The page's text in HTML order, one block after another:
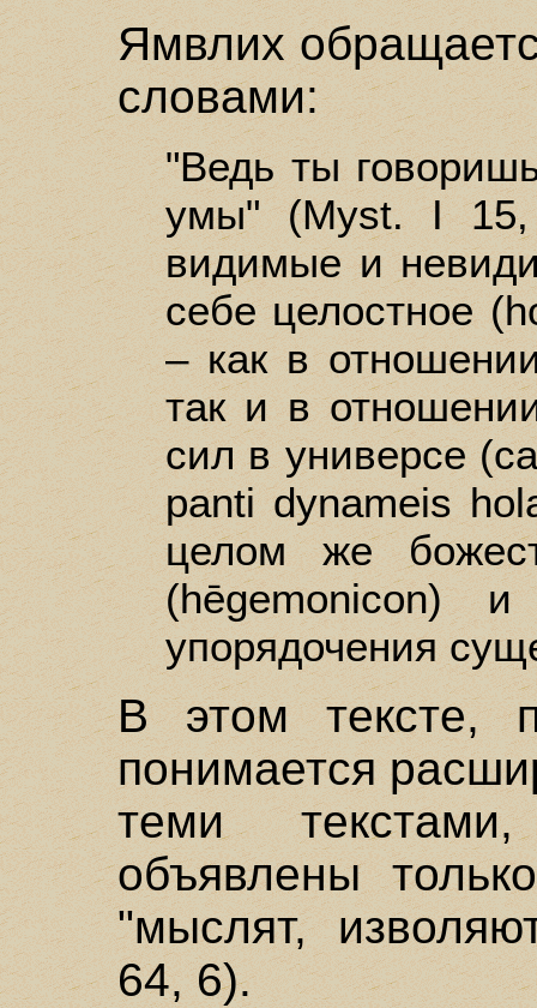
Ямвлих
словами:
"Ведь ты
умы" (Myst. I
видимые и
себе целостное
– как в
так и в
сил в универсе
panti dynameis
целом же
(hēgemonicon) и
упорядочения
В этом тексте,
понимается
теми
объявлены
"мыслят,
64, 6).